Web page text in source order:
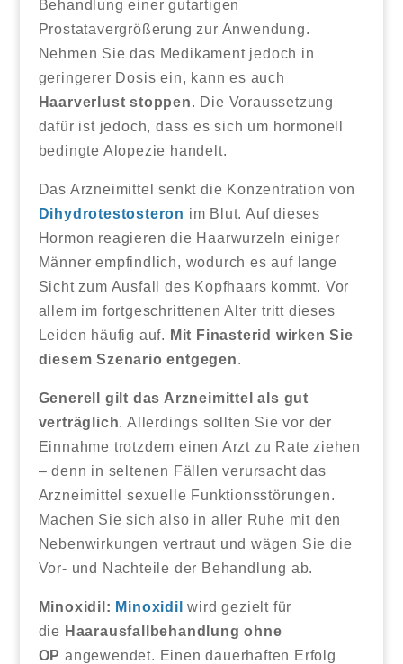
Behandlung einer gutartigen
Prostatavergrößerung zur Anwendung.
Nehmen Sie das Medikament jedoch in
geringerer Dosis ein, kann es auch
Haarverlust stoppen. Die Voraussetzung
dafür ist jedoch, dass es sich um hormonell
bedingte Alopezie handelt.
Das Arzneimittel senkt die Konzentration von
Dihydrotestosteron im Blut. Auf dieses
Hormon reagieren die Haarwurzeln einiger
Männer empfindlich, wodurch es auf lange
Sicht zum Ausfall des Kopfhaars kommt. Vor
allem im fortgeschrittenen Alter tritt dieses
Leiden häufig auf. Mit Finasterid wirken Sie
diesem Szenario entgegen.
Generell gilt das Arzneimittel als gut
verträglich. Allerdings sollten Sie vor der
Einnahme trotzdem einen Arzt zu Rate ziehen
– denn in seltenen Fällen verursacht das
Arzneimittel sexuelle Funktionsstörungen.
Machen Sie sich also in aller Ruhe mit den
Nebenwirkungen vertraut und wägen Sie die
Vor- und Nachteile der Behandlung ab.
Minoxidil: Minoxidil
wird gezielt für
die Haarausfallbehandlung ohne
OP angewendet. Einen dauerhaften Erfolg